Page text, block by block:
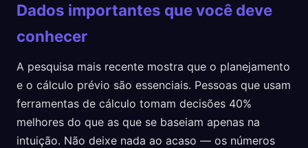
Dados importantes que você deve
conhecer
A pesquisa mais recente mostra que o planejamento
e o cálculo prévio são essenciais. Pessoas que usam
ferramentas de cálculo tomam decisões 40%
melhores do que as que se baseiam apenas na
intuição. Não deixe nada ao acaso — os números